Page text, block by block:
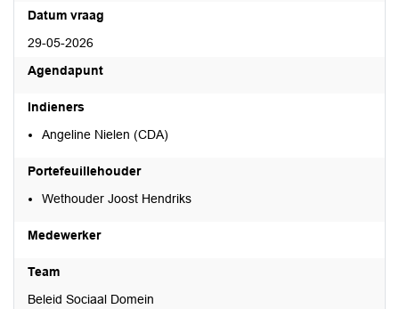
Datum vraag
29-05-2026
Agendapunt
Indieners
Angeline Nielen (CDA)
Portefeuillehouder
Wethouder Joost Hendriks
Medewerker
Team
Beleid Sociaal Domein